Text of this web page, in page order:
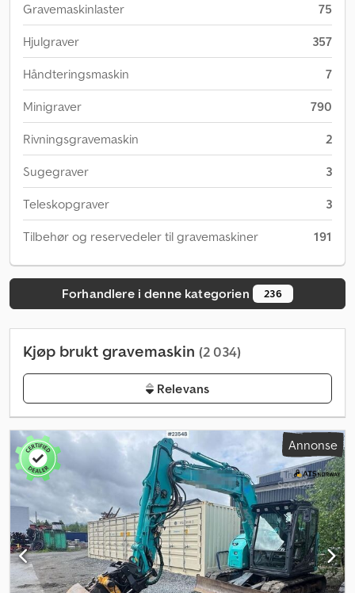
Gravemaskinlaster 75
Hjulgraver 357
Håndteringsmaskin 7
Minigraver 790
Rivningsgravemaskin 2
Sugegraver 3
Teleskopgraver 3
Tilbehør og reservedeler til gravemaskiner 191
Forhandlere i denne kategorien 236
Kjøp brukt gravemaskin (2 034)
Relevans
Annonse